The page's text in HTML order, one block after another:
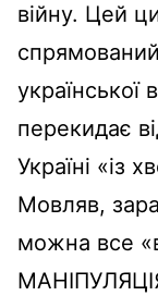
війну. Цей
української
перекидає
Україні «із
Мовляв,
можна все